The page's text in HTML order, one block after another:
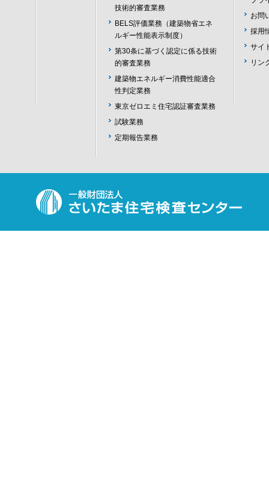
技術的審査業務
BELS評価業務（建築物省エネ
ルギー性能表示制度）
第30条に基づく認定に係る技術
的審査業務
建築物エネルギー消費性能適合
性判定業務
東京ゼロエミ住宅認証審査業務
試験業務
定期報告業務
お問
採用
サイ
リン